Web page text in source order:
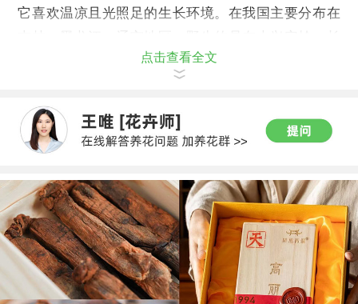
它喜欢温凉且光照足的生长环境。在我国主要分布在
白山等地。品种主要是笃斯越桔，越桔等。
点击查看全文